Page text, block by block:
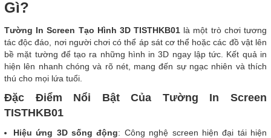
Gì?
Tường In Screen Tạo Hình 3D TISTHKB01 là một trò chơi tương
tác độc đáo, nơi người chơi có thể áp sát cơ thể hoặc các đồ vật lên
bề mặt tường để tạo ra những hình in 3D ngay lập tức. Kết quả in
hiện lên nhanh chóng và rõ nét, mang đến sự ngạc nhiên và thích
thú cho mọi lứa tuổi.
Đặc Điểm Nổi Bật Của Tường In Screen
TISTHKB01
Hiệu ứng 3D sống động: Công nghệ screen hiện đại tái hiện